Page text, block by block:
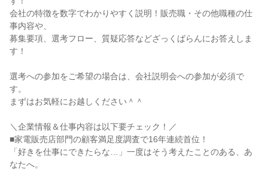
会社の特徴を数字でわかりやすく説明！販売職・その他職種の仕
事内容や、
募集要項、選考フロー、質疑応答などざっくばらんにお答えしま
す！
選考への参加をご希望の場合は、会社説明会への参加が必須で
す。
まずはお気軽にお越しください＾＾
＼企業情報＆仕事内容は以下要チェック！／
■家電販売店部門の顧客満足度調査で16年連続首位！
「好きを仕事にできたらな…」一度はそう考えたことのある、あ
なたへ。